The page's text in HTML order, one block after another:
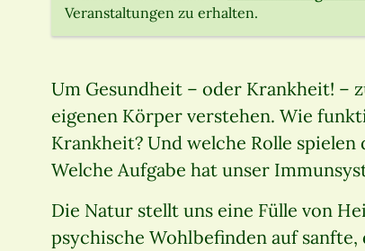
Veranstaltungen zu erhalten.
Um Gesundheit – oder Krankheit! –
eigenen Körper verstehen. Wie
Krankheit? Und welche Rolle
Welche Aufgabe hat unser
Die Natur stellt uns eine Fülle von
psychische Wohlbefinden auf